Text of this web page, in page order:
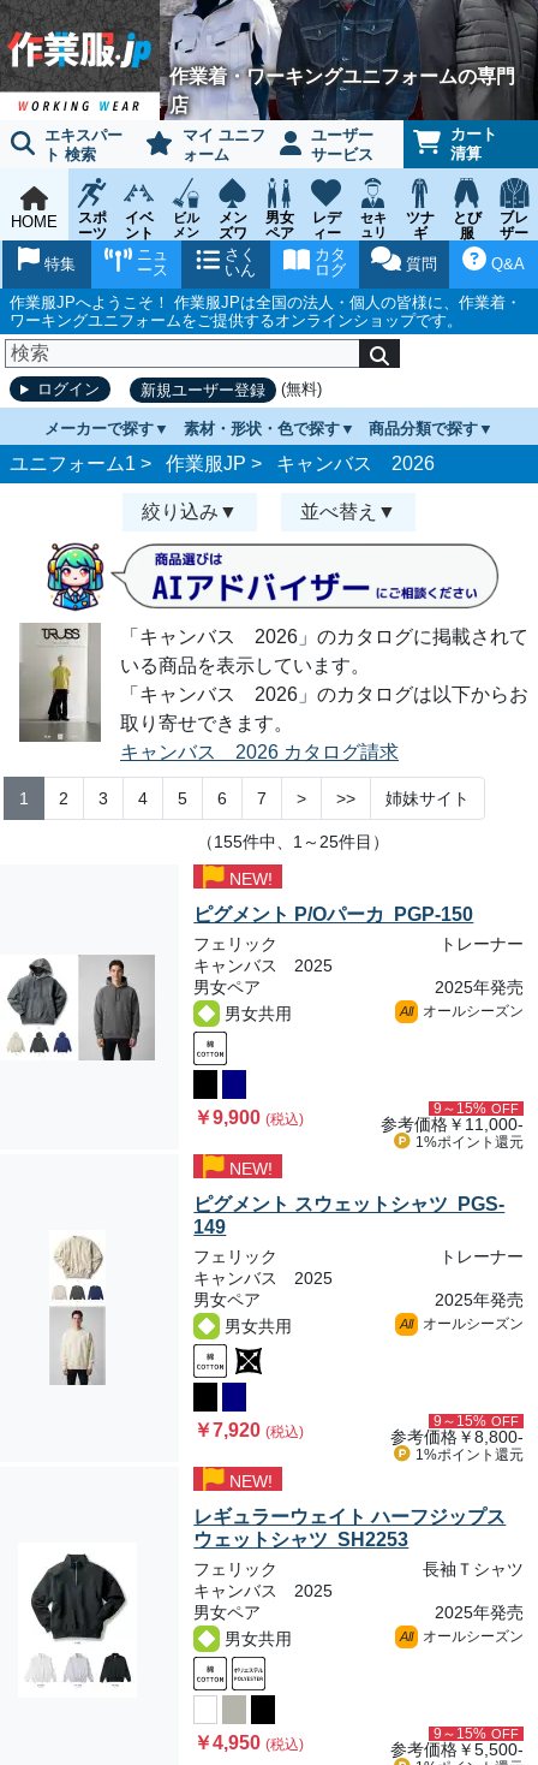
作業着・ワーキングユニフォームの専門
店
エキスパー
ト 検索
マイ ユニフ
ォーム
ユーザー
サービス
カート
清算
HOME
スポ
ーツ
ウェ
イベ
ント
チー
ム
ビル
メン
ンス
メン
ズワ
ーキ
ング
男女
ペア
レデ
ィー
ス
ワー
キン
グ
セキ
ュリ
ティ
ウェ
ツナ
ギ
とび
服
鳶作
業用
ブレ
ザー
ツ
Q&A
質問
カタ
ログ
さく
いん
ニュ
ース
特集
作業服JPへようこそ！ 作業服JPは全国の法人・個人の皆様に、作業着・
ワーキングユニフォームをご提供するオンラインショップです。
ログイン 新規ユーザー登録 (無料)
メーカーで探す 素材・形状・色で探す 商品分類で探す
ユニフォーム1 > 作業服JP > キャンバス 2026
絞り込み 並べ替え
「キャンバス 2026」のカタログに掲載されて
いる商品を表示しています。
「キャンバス 2026」のカタログは以下からお
取り寄せできます。
キャンバス 2026 カタログ請求
1 2 3 4 5 6 7 > >> 姉妹サイト
（155件中、1～25件目）
NEW!
ピグメント P/Oパーカ PGP-150
フェリック
トレーナー
キャンバス 2025
男女ペア
2025年発売
男女共用
All オールシーズン
￥9,900(税込)
9～15% OFF
参考価格￥11,000-
1%ポイント 還元
NEW!
ピグメント スウェットシャツ PGS-
149
フェリック
トレーナー
キャンバス 2025
男女ペア
2025年発売
男女共用
All オールシーズン
￥7,920(税込)
9～15% OFF
参考価格￥8,800-
1%ポイント 還元
NEW!
レギュラーウェイト ハーフジップス
ウェットシャツ SH2253
フェリック
長袖Ｔシャツ
キャンバス 2025
男女ペア
2025年発売
男女共用
All オールシーズン
￥4,950(税込)
9～15% OFF
参考価格￥5,500-